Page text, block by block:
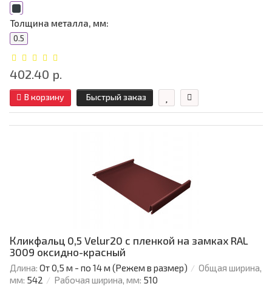
Толщина металла, мм:
0.5
402.40 р.
В корзину Быстрый заказ
Кликфальц 0,5 Velur20 с пленкой на замках RAL
3009 оксидно-красный
Длина: От 0,5 м - по 14 м (Режем в размер)
Общая ширина,
мм: 542 Рабочая ширина, мм: 510